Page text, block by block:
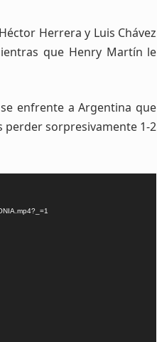
Herrera y Luis Chávez
que Henry Martín le
enfrente a Argentina que
perder sorpresivamente 1-2